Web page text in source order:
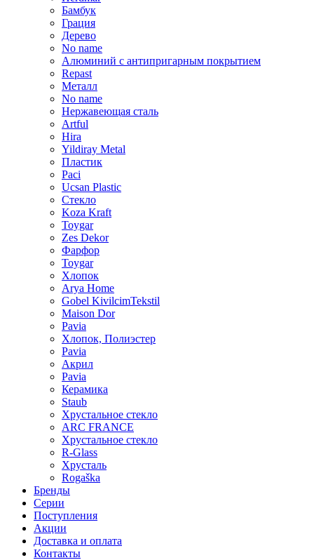
Бамбук
Грация
Дерево
No name
Алюминий с антипригарным покрытием
Repast
Металл
No name
Нержавеющая сталь
Artful
Hira
Yildiray Metal
Пластик
Paci
Ucsan Plastic
Стекло
Koza Kraft
Toygar
Zes Dekor
Фарфор
Toygar
Хлопок
Arya Home
Gobel KivilcimTekstil
Maison Dor
Pavia
Хлопок, Полиэстер
Pavia
Акрил
Pavia
Керамика
Staub
Хрустальное стекло
ARC FRANCE
Хрустальное стекло
R-Glass
Хрусталь
Rogaška
Бренды
Серии
Поступления
Акции
Доставка и оплата
Контакты